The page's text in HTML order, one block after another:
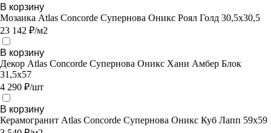
В корзину
Мозаика Atlas Concorde Супернова Оникс Роял Голд 30,5х30,5
23 142 ₽/м2
В корзину
Декор Atlas Concorde Супернова Оникс Хани Амбер Блок
31,5х57
4 290 ₽/шт
В корзину
Керамогранит Atlas Concorde Супернова Оникс Куб Лапп 59х59